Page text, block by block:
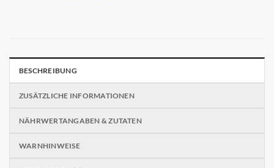
BESCHREIBUNG
ZUSÄTZLICHE INFORMATIONEN
NÄHRWERTANGABEN & ZUTATEN
WARNHINWEISE